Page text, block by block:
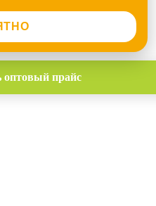
оптовый прайс